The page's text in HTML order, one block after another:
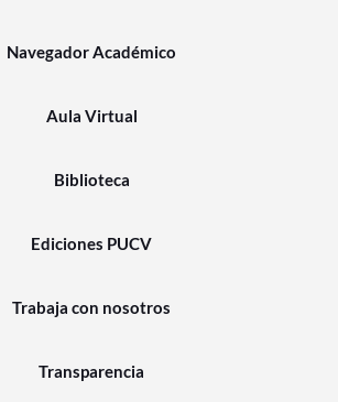
Navegador Académico
Aula Virtual
Biblioteca
Ediciones PUCV
Trabaja con nosotros
Transparencia